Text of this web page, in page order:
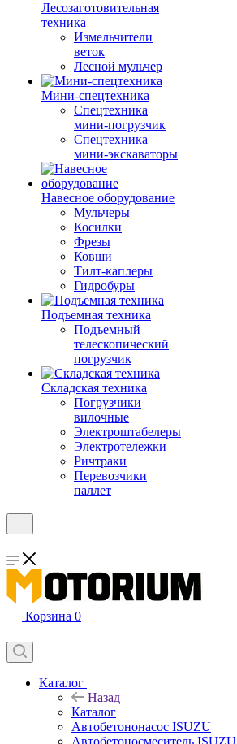
Лесозаготовительная
техника
Измельчители
веток
Лесной мульчер
Мини-спецтехника
Спецтехника
мини-погрузчик
Спецтехника
мини-экскаваторы
Навесное оборудование
Мульчеры
Косилки
Фрезы
Ковши
Тилт-каплеры
Гидробуры
Подъемная техника
Подъемный
телескопический
погрузчик
Складская техника
Погрузчики
вилочные
Электроштабелеры
Электротележки
Ричтраки
Перевозчики
паллет
Корзина 0
Каталог
Назад
Каталог
Автобетононасос ISUZU
Автобетоносмеситель ISUZU